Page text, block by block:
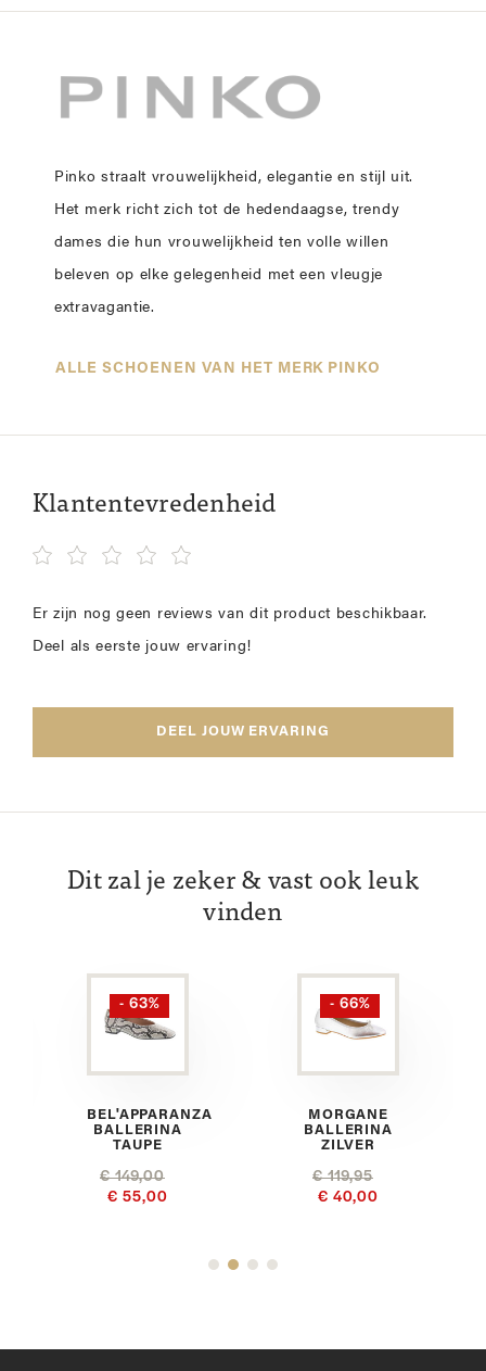
Pinko straalt vrouwelijkheid, elegantie en stijl uit.
Het merk richt zich tot de hedendaagse, trendy
dames die hun vrouwelijkheid ten volle willen
beleven op elke gelegenheid met een vleugje
extravagantie.
ALLE SCHOENEN VAN HET MERK PINKO
Klantentevredenheid
Er zijn nog geen reviews van dit product beschikbaar.
Deel als eerste jouw ervaring!
DEEL JOUW ERVARING
Dit zal je zeker & vast ook leuk
vinden
- 63%
BEL'APPARANZA
BALLERINA
TAUPE
€ 149,00
€ 55,00
- 66%
MORGANE
BALLERINA
ZILVER
€ 119,95
€ 40,00